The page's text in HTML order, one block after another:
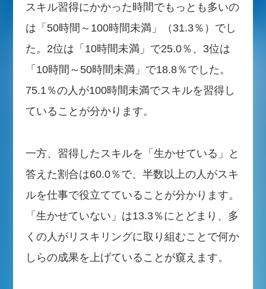
スキル習得にかかった時間でもっとも多いの
は「50時間～100時間未満」（31.3％）でし
た。2位は「10時間未満」で25.0％、3位は
「10時間～50時間未満」で18.8％でした。
75.1％の人が100時間未満でスキルを習得し
ていることが分かります。
一方、習得したスキルを「生かせている」と
答えた割合は60.0％で、半数以上の人がスキ
ルを仕事で役立てていることが分かります。
「生かせていない」は13.3％にとどまり、多
くの人がリスキリングに取り組むことで何か
しらの成果を上げていることが窺えます。